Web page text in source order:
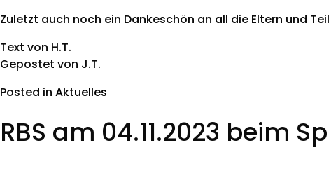
Zuletzt auch noch ein Dankeschön an all die Eltern und
Text von H.T.
Gepostet von J.T.
Posted in Aktuelles
RBS am 04.11.2023 beim